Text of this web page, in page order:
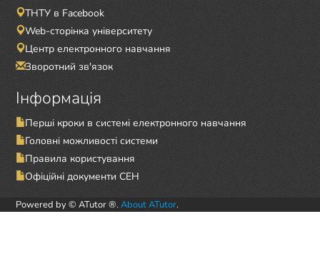
ТНТУ в Facebook
Web-сторінка університету
Центр електронного навчання
Зворотний зв'язок
Інформація
Перші кроки в системі електронного навчання
Головні можливості системи
Правила користування
Офіційні документи СЕН
Powered by © ATutor ®. About ATutor.